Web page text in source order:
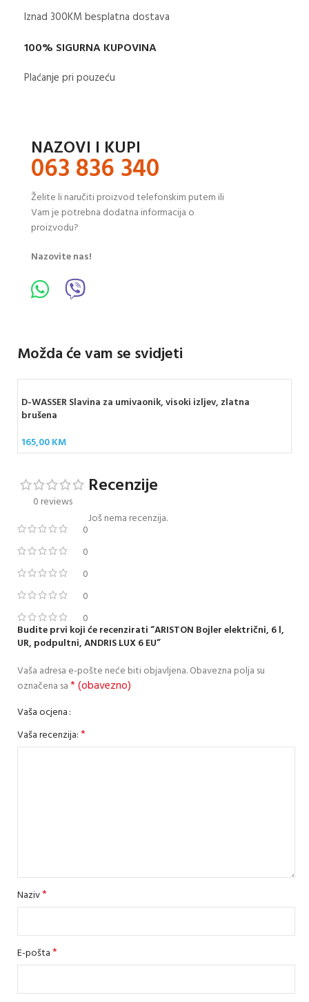
Iznad 300KM besplatna dostava​
100% SIGURNA KUPOVINA
Plaćanje pri pouzeću
NAZOVI I KUPI
063 836 340
Želite li naručiti proizvod telefonskim putem ili
Vam je potrebna dodatna informacija o
proizvodu?
Nazovite nas!
Možda će vam se svidjeti
D-WASSER Slavina za umivaonik, visoki izljev, zlatna
brušena
165,00KM
0 reviews
0
0
0
0
0
Recenzije
Još nema recenzija.
Budite prvi koji će recenzirati “ARISTON Bojler električni, 6 l,
UR, podpultni, ANDRIS LUX 6 EU”
Vaša adresa e-pošte neće biti objavljena.Obavezna polja su
označena sa* (obavezno)
Vaša ocjena
Vaša recenzija:*
Naziv*
E-pošta*